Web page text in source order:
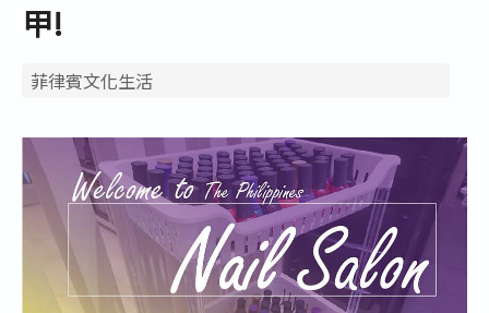
甲!
菲律賓文化生活